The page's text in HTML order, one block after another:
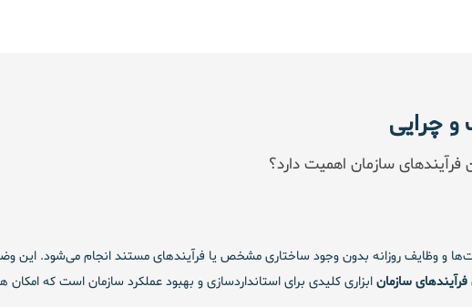
و چرایی
فرآیندهای سازمان اهمیت دارد؟
و وظایف روزانه بدون وجود ساختاری مشخص یا فرآیندهای مستند انجام می‌شود. این
سازمانابزاری کلیدی برای استانداردسازی و بهبود عملکرد سازمان است که